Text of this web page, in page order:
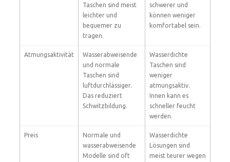
Taschen sind meist
leichter und
bequemer zu
tragen.
schwerer und
können weniger
komfortabel sein.
Atmungsaktivität
Wasserabweisende
und normale
Taschen sind
luftdurchlässiger.
Das reduziert
Schwitzbildung.
Wasserdichte
Taschen sind
weniger
atmungsaktiv.
Innen kann es
schneller feucht
werden.
Preis
Normale und
wasserabweisende
Modelle sind oft
Wasserdichte
Lösungen sind
meist teurer wegen